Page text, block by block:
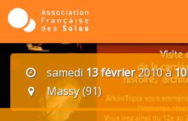
samedi 13 février2010 à
Massy (91)